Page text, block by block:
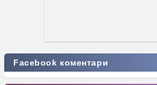
Facebook коментари